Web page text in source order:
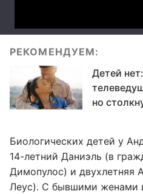
РЕКОМЕНДУЕМ:
Детей
но
Биологических детей у
14-летний Даниэль (в
Димопулос) и двухлетняя
Леус). С бывшими женами